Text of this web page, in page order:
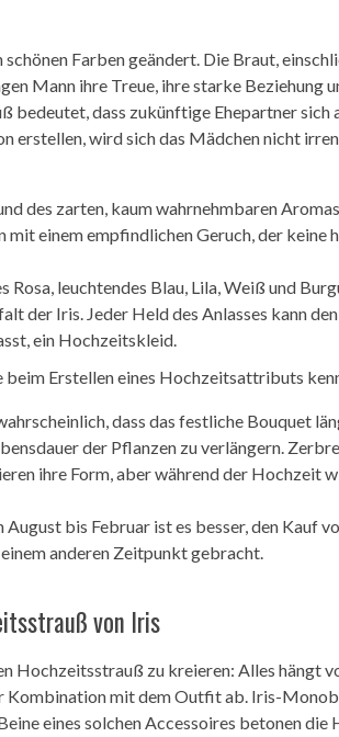
Farben geändert. Die Braut,
Mann ihre Treue, ihre starke Beziehung
bedeutet, dass zukünftige Ehepartner
erstellen, wird sich das Mädchen nicht
des zarten, kaum wahrnehmbaren
einem empfindlichen Geruch, der keine
Rosa, leuchtendes Blau, Lila, Weiß und
der Iris. Jeder Held des Anlasses kann
ein Hochzeitskleid.
beim Erstellen eines Hochzeitsattributs
dass das festliche Bouquet
der Pflanzen zu verlängern.
ihre Form, aber während der Hochzeit
bis Februar ist es besser, den Kauf
anderen Zeitpunkt gebracht.
von Iris
Hochzeitsstrauß zu kreieren: Alles hängt
Kombination mit dem Outfit ab. Iris-
eines solchen Accessoires betonen